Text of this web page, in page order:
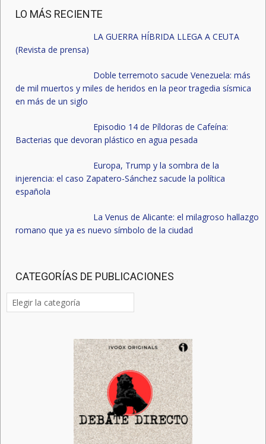
LO MÁS RECIENTE
LA GUERRA HÍBRIDA LLEGA A CEUTA
(Revista de prensa)
Doble terremoto sacude Venezuela: más
de mil muertos y miles de heridos en la peor tragedia sísmica
en más de un siglo
Episodio 14 de Píldoras de Cafeína:
Bacterias que devoran plástico en agua pesada
Europa, Trump y la sombra de la
injerencia: el caso Zapatero-Sánchez sacude la política
española
La Venus de Alicante: el milagroso hallazgo
romano que ya es nuevo símbolo de la ciudad
CATEGORÍAS DE PUBLICACIONES
Categorías
de